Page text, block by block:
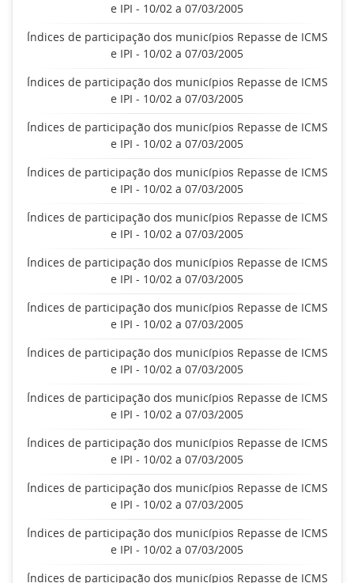
e IPI - 10/02 a 07/03/2005
Índices de participação dos municípios Repasse de ICMS
e IPI - 10/02 a 07/03/2005
Índices de participação dos municípios Repasse de ICMS
e IPI - 10/02 a 07/03/2005
Índices de participação dos municípios Repasse de ICMS
e IPI - 10/02 a 07/03/2005
Índices de participação dos municípios Repasse de ICMS
e IPI - 10/02 a 07/03/2005
Índices de participação dos municípios Repasse de ICMS
e IPI - 10/02 a 07/03/2005
Índices de participação dos municípios Repasse de ICMS
e IPI - 10/02 a 07/03/2005
Índices de participação dos municípios Repasse de ICMS
e IPI - 10/02 a 07/03/2005
Índices de participação dos municípios Repasse de ICMS
e IPI - 10/02 a 07/03/2005
Índices de participação dos municípios Repasse de ICMS
e IPI - 10/02 a 07/03/2005
Índices de participação dos municípios Repasse de ICMS
e IPI - 10/02 a 07/03/2005
Índices de participação dos municípios Repasse de ICMS
e IPI - 10/02 a 07/03/2005
Índices de participação dos municípios Repasse de ICMS
e IPI - 10/02 a 07/03/2005
Índices de participação dos municípios Repasse de ICMS